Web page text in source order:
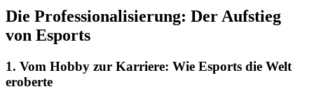
Die Professionalisierung: Der Aufstieg
von Esports
1. Vom Hobby zur Karriere: Wie Esports die Welt
eroberte